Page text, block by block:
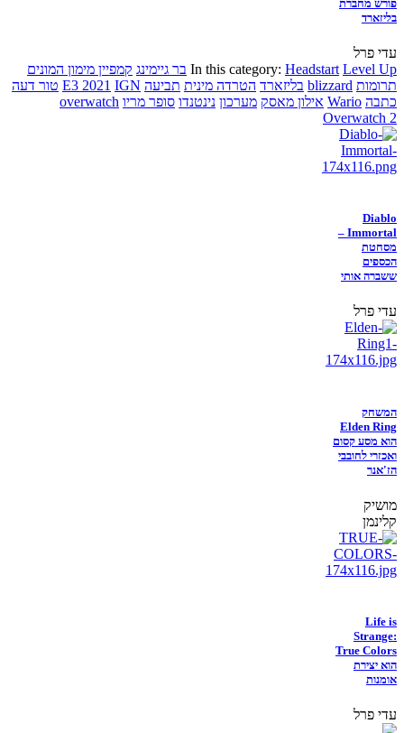
פורש מחברת
בליזארד
עדי פרל
In this category: Headstart Level Up בר גיימינג קמפיין מימון המונים
תרומות blizzard בליזארד הטרדה מינית תביעה E3 2021 IGN
טור דעה
כתבה Wario אילון מאסק מערכון נינטנדו סופר מריו overwatch
Overwatch 2
Diablo
Immortal –
מסחטת
הכספים
ששברה אותי
עדי פרל
המשחק
Elden Ring
הוא מסע קסום
ואכזרי לחובבי
הז'אנר
מושיק
קלינמן
Life is
Strange:
True Colors
הוא יצירת
אומנות
עדי פרל